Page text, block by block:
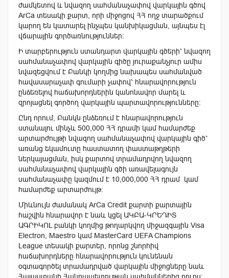
ժամկետով և նվազող սահմանաչափով վարկային գծով
ArCa տեսակի քարտ, որի միջոցով ՀՀ ողջ տարածքում
կարող են կատարել ինչպես կանխիկացման, այնպես էլ
վճարային գործառնություններ:
Ի տարբերություն ստանդարտ վարկային գծերի՝ նվազող
սահմանաչափով վարկային գիծը յուրաքանչյուր ամիս
նվազեցվում է Բանկի կողմից նախապես սահմանված
հավասարաչափ գումարի չափով՝ հնարավորություն
ընձեռելով հաճախորդներին կանոնավոր մարել և
զրոյացնել գործող վարկային պարտավորությունները:
Ընդ որում, Բանկն ընձեռում է հնարավորություն
ստանալու մինչև 500,000 ՀՀ դրամի կամ համարժեք
արտարժույթի նվազող սահմանաչափով վարկային գիծ՝
առանց եկամուտը հաստատող փաստաթղթերի
ներկայացման, իսկ քարտով տրամադրվող նվազող
սահմանաչափով վարկային գծի առավելագույն
սահմանաչափը կազմում է 10,000,000 ՀՀ դրամ կամ
համարժեք արտարժույթ:
Միևնույն ժամանակ ArCa Credit քարտի քարտային
հաշվին հնարավոր է նաև կցել ԱԿԲԱ-ԿՐԵԴԻՏ
ԱԳՐԻԿՈԼ բանկի կողմից թողարկվող միջազգային Visa
Electron, Maestro կամ MasterCard UEFA Champions
League տեսակի քարտեր, որոնց շնորհիվ
հաճախորդները հնարավորություն կունենան
օգտագործել տրամադրված վարկային միջոցները նաև